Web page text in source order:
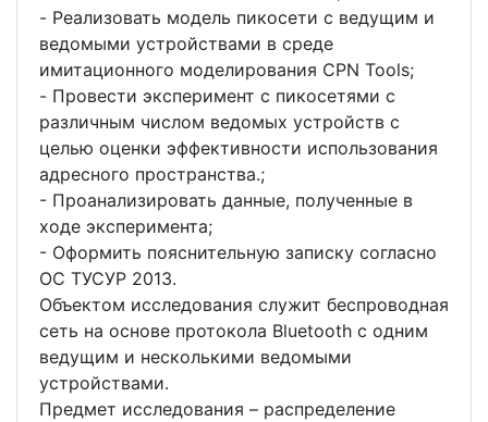
- Реализовать модель пикосети с ведущим и
ведомыми устройствами в среде
имитационного моделирования CPN Tools;
- Провести эксперимент с пикосетями с
различным числом ведомых устройств с
целью оценки эффективности использования
адресного пространства.;
- Проанализировать данные, полученные в
ходе эксперимента;
- Оформить пояснительную записку согласно
ОС ТУСУР 2013.
Объектом исследования служит беспроводная
сеть на основе протокола Bluetooth с одним
ведущим и несколькими ведомыми
устройствами.
Предмет исследования – распределение